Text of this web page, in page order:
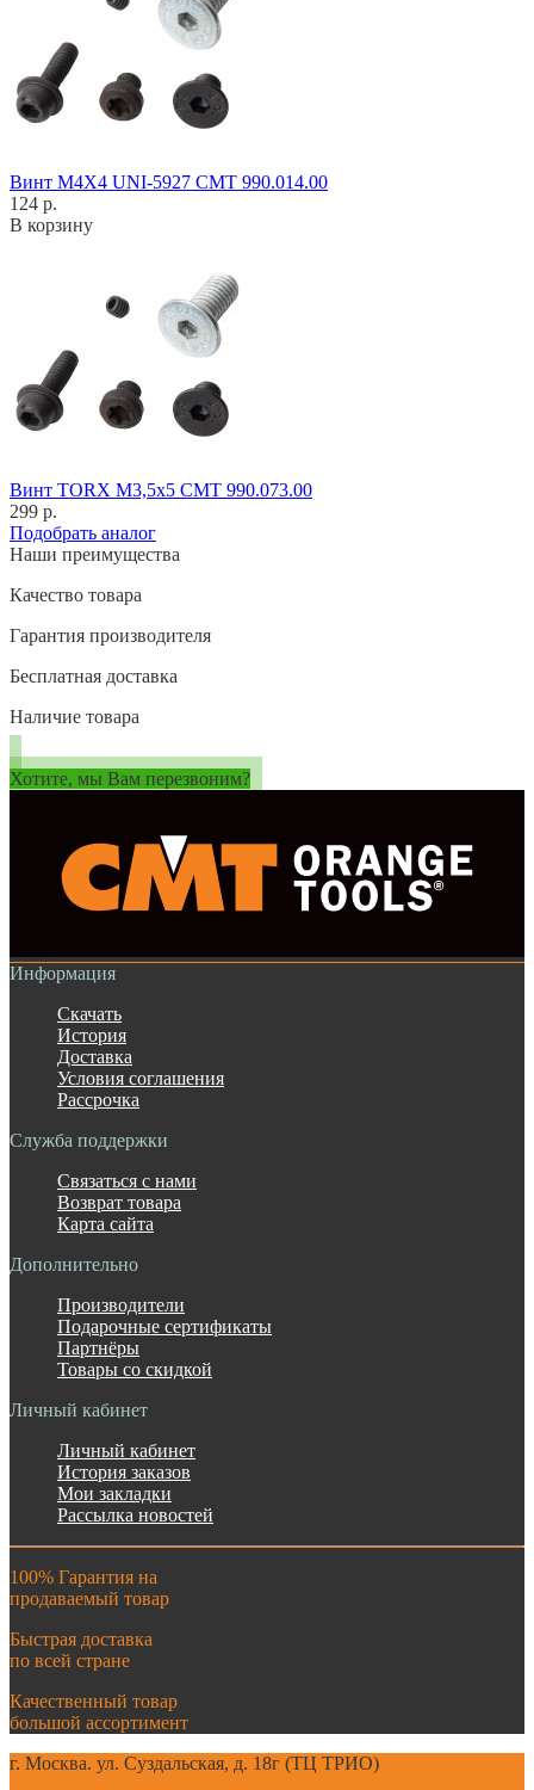
Винт M4X4 UNI-5927 CMT 990.014.00
124 р.
В корзину
Винт TORX M3,5x5 CMT 990.073.00
299 р.
Подобрать аналог
Наши преимущества
Качество товара
Гарантия производителя
Бесплатная доставка
Наличие товара
Хотите, мы Вам перезвоним?
Информация
Скачать
История
Доставка
Условия соглашения
Рассрочка
Служба поддержки
Связаться с нами
Возврат товара
Карта сайта
Дополнительно
Производители
Подарочные сертификаты
Партнёры
Товары со скидкой
Личный кабинет
Личный кабинет
История заказов
Мои закладки
Рассылка новостей
100% Гарантия на
продаваемый товар
Быстрая доставка
по всей стране
Качественный товар
большой ассортимент
г. Москва. ул. Суздальская, д. 18г (ТЦ ТРИО)